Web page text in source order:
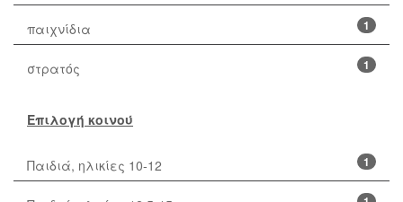
1
παιχνίδια
1
στρατός
Επιλογή κοινού
1
Παιδιά, ηλικίες 10-12